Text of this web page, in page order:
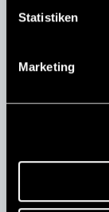
Statistiken
Marketing
ohne Licht